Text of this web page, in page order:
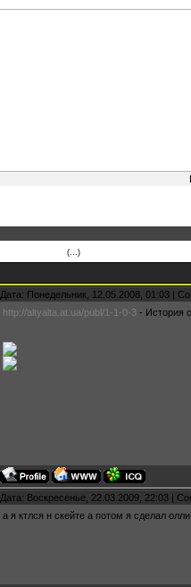
(...)
Дата: Понедельник, 12.05.2008, 01:03 |
http://altyalta.at.ua/publ/1-1-0-3 - История
Дата: Воскресенье, 22.03.2009, 22:03 |
а я ктлся н скейте а потом я сделал